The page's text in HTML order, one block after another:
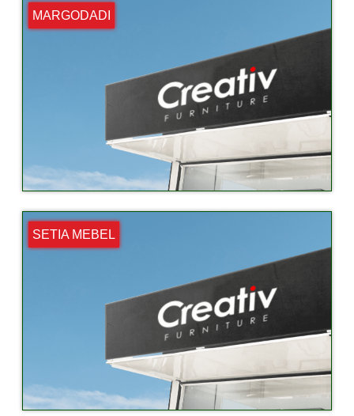
MARGODADI
SETIA MEBEL